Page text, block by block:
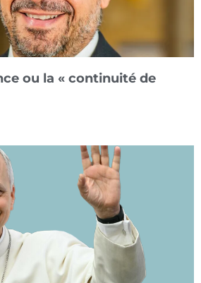
ou la « continuité de